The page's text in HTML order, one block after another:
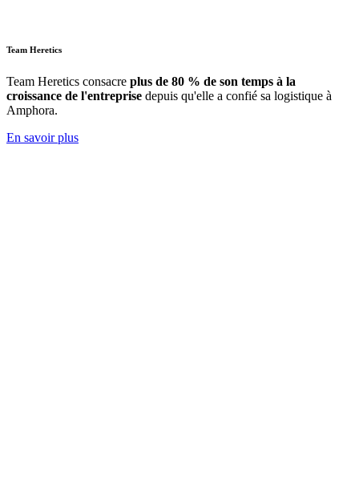
Team Heretics
Team Heretics consacre plus de 80 % de son temps à la
croissance de l'entreprise depuis qu'elle a confié sa logistique à
Amphora.
En savoir plus